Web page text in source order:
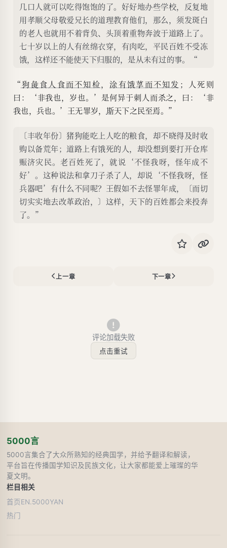
几口人就可以吃得饱饱的了。好好地办些学校，反复地
用孝顺父母敬爱兄长的道理教育他们，那么，须发斑白
的老人也就用不着背负、头顶着重物奔波于道路上了。
七十岁以上的人有丝绵衣穿，有肉吃，平民百姓不受冻
饿，这样还不能使天下归服的，是从未有过的事。“
“狗彘食人食而不知检，涂有饿莩而不知发 ；人死则
曰：‘非我也，岁也。’是何异于刺人而杀之，曰：‘非
我也，兵也。’王无罪岁， 斯天下之民至焉。”
〔丰收年份〕猪狗能吃上人吃的粮食，却不晓得及时收
购以备荒年；道路上有饿死的人，却没想到要打开仓库
赈济灾民。老百姓死了，就说‘不怪我呀，怪年成不
好’。这种说法和拿刀子杀了人，却说‘不怪我呀，怪
兵器吧’有什么不同呢？王假如不去怪罪年成，〔而切
切实实地去改革政治，〕这样，天下的百姓都会来投奔
了。”
上一章 下一章
评论加载失败
点击重试
5000言
5000言集合了大众所熟知的经典国学，并给予翻译和解读，
平台旨在传播国学知识及民族文化，让大家都能爱上璀璨的华
夏文明。
栏目
首页
热门
相关
EN.5000YAN